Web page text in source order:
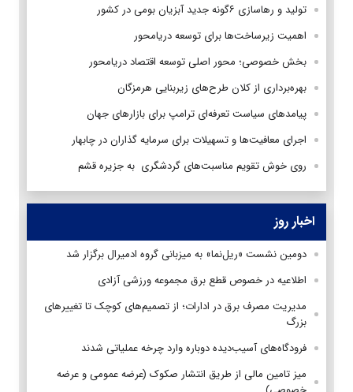
تولید و رهاسازی ۶گونه جدید آبزیان بومی در کشور
اهمیت زیرساخت‌ها برای توسعه دریامحور
بخش خصوصی؛ محور اصلی توسعه اقتصاد دریامحور
بهره‌برداری از کلان طرح‌های زیربنایی هرمزگان
پیامدهای سیاست تعرفه‌ای ترامپ برای بازارهای جهان
اجرای معافیت‌ها و تسهیلات برای سرمایه گذاران در چابهار
روی خوش تقویم مناسبت‌های گردشگری به جزیره قشم
اخبار روز
دومین نشست «ریل‌نما» به میزبانی گروه ادمیرال برگزار شد
اطلاعیه در خصوص قطع برق مجموعه ورزشی آزادی
مدیریت مصرف برق در ادارات؛ از تصمیم‌های کوچک تا تغییرهای
بزرگ
فرودگاه‌های آسیب‌دیده دوباره وارد چرخه عملیاتی شدند
میز تامین مالی از طریق انتشار صکوک (عرضه عمومی و عرضه